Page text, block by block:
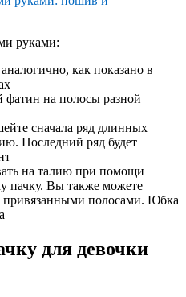
руками:
как показано в
фатин на полосы разной
сначала ряд длинных
Последний ряд будет
на талию при помощи
пачку. Вы также можете
привязанными полосами. Юбка
для девочки